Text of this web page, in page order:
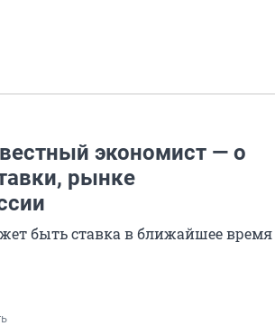
экономист — о
рынке
быть ставка в ближайшее время